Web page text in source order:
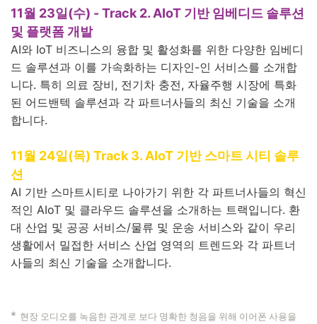
11월 23일(수) - Track 2. AIoT 기반 임베디드 솔루션
및 플랫폼 개발
AI와 IoT 비즈니스의 융합 및 활성화를 위한 다양한 임베디
드 솔루션과 이를 가속화하는 디자인-인 서비스를 소개합
니다. 특히 의료 장비, 전기차 충전, 자율주행 시장에 특화
된 어드밴텍 솔루션과 각 파트너사들의 최신 기술을 소개
합니다.
11월 24일(목) Track 3. AIoT 기반 스마트 시티 솔루
션
AI 기반 스마트시티로 나아가기 위한 각 파트너사들의 혁신
적인 AIoT 및 클라우드 솔루션을 소개하는 트랙입니다. 환
대 산업 및 공공 서비스/물류 및 운송 서비스와 같이 우리
생활에서 밀접한 서비스 산업 영역의 트렌드와 각 파트너
사들의 최신 기술을 소개합니다.
* 현장 오디오를 녹음한 관계로 보다 명확한 청음을 위해 이어폰 사용을